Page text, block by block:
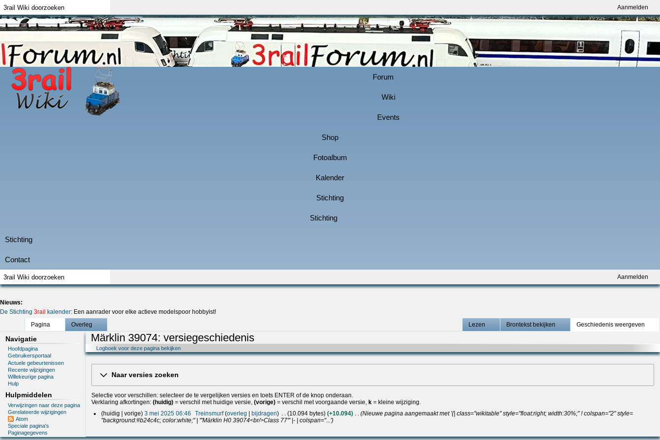
Aanmelden
Aanmelden
Nieuws:
De Stichting 3rail kalender: Een aanrader voor elke actieve modelspoor hobbyist!
Pagina
Overleg Lezen Brontekst bekijken Geschiedenis weergeven
Navigatie
Hoofdpagina
Gebruikersportaal
Actuele gebeurtenissen
Recente wijzigingen
Willekeurige pagina
Hulp
Hulpmiddelen
Verwijzingen naar deze pagina
Gerelateerde wijzigingen
Atom
Speciale pagina's
Paginagegevens
Märklin 39074: versiegeschiedenis
Logboek voor deze pagina bekijken
Naar versies zoeken
Selectie voor verschillen: selecteer de te vergelijken versies en toets ENTER of de knop onderaan.
Verklaring afkortingen: (huidig)= verschil met huidige versie, (vorige)= verschil met voorgaande versie, k= kleine wijziging.
3
i
huidig vorige 3 mei 2025 06:46 Treinsmurf overleg bijdragen 10.094 bytes +10.094
Nieuwe pagina aangemaakt met '{| class="wikitable" style="float:right; width:30%;" ! colspan="2" style=
"background:#b24c4c; color:white;" | '''Märklin H0 39074<br/>Class 77''' |- | colspan="...'